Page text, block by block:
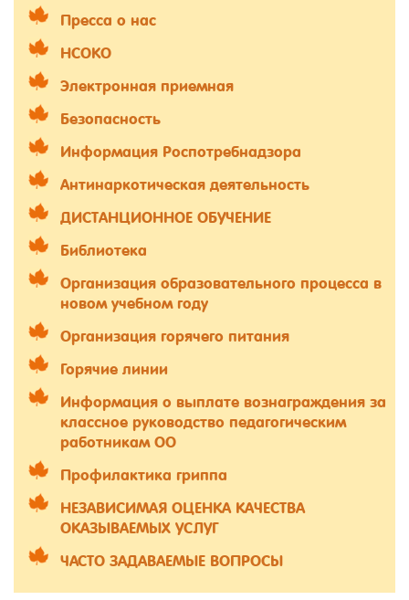
Пресса о нас
НСОКО
Электронная приемная
Безопасность
Информация Роспотребнадзора
Антинаркотическая деятельность
ДИСТАНЦИОННОЕ ОБУЧЕНИЕ
Библиотека
Организация образовательного процесса в
новом учебном году
Организация горячего питания
Горячие линии
Информация о выплате вознаграждения за
классное руководство педагогическим
работникам ОО
Профилактика гриппа
НЕЗАВИСИМАЯ ОЦЕНКА КАЧЕСТВА
ОКАЗЫВАЕМЫХ УСЛУГ
ЧАСТО ЗАДАВАЕМЫЕ ВОПРОСЫ